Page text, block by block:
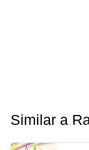
Similar a